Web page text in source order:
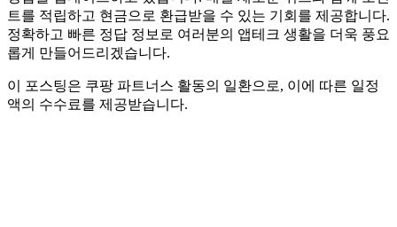
트를 적립하고 현금으로 환급받을 수 있는 기회를 제공합니다.
정확하고 빠른 정답 정보로 여러분의 앱테크 생활을 더욱 풍요
롭게 만들어드리겠습니다.
이 포스팅은 쿠팡 파트너스 활동의 일환으로, 이에 따른 일정
액의 수수료를 제공받습니다.